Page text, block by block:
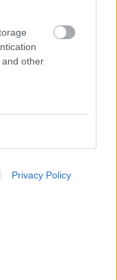
other
Privacy Policy